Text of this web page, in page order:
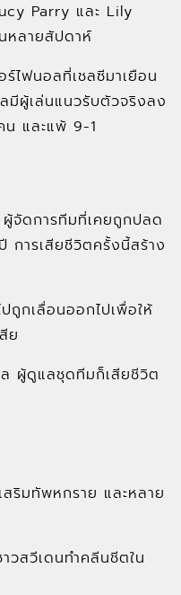
Parry และ Lily
หลายสัปดาห์
ไฟนอลที่เชลซีมาเยือน
มีผู้เล่นแนวรับตัวจริงลง
น และแพ้ 9-1
จัดการทีมที่เคยถูกปลด
การเสียชีวิตครั้งนี้สร้าง
ถูกเลื่อนออกไปเพื่อให้
ย
ผู้ดูแลชุดทีมก็เสียชีวิต
ริมทัพหกราย และหลาย
วสวีเดนทำคลีนชีตใน